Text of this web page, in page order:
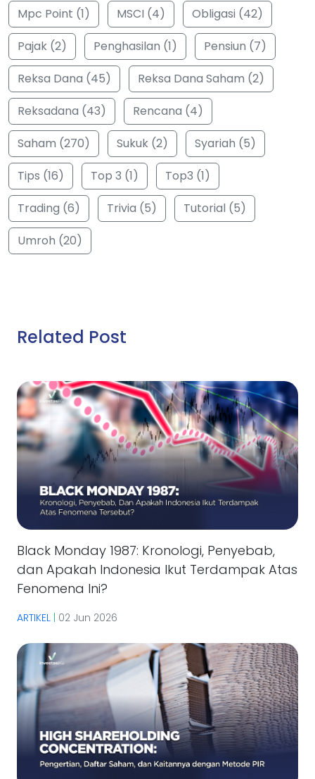
Mpc Point (1)
MSCI (4)
Obligasi (42)
Pajak (2)
Penghasilan (1)
Pensiun (7)
Reksa Dana (45)
Reksa Dana Saham (2)
Reksadana (43)
Rencana (4)
Saham (270)
Sukuk (2)
Syariah (5)
Tips (16)
Top 3 (1)
Top3 (1)
Trading (6)
Trivia (5)
Tutorial (5)
Umroh (20)
Related Post
Black Monday 1987: Kronologi, Penyebab,
dan Apakah Indonesia Ikut Terdampak Atas
Fenomena Ini?
ARTIKEL | 02 Jun 2026